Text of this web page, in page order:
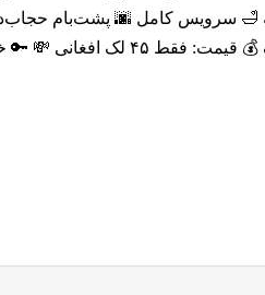
📱 ۰۷۹۰۶۸۰۶۰۸ ۰۷۷۴۷۴۰۸۹۲